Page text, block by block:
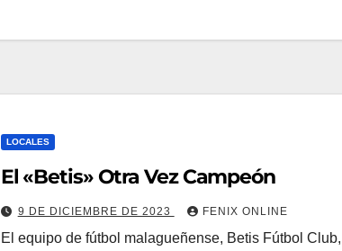
LOCALES
El «Betis» Otra Vez Campeón
9 DE DICIEMBRE DE 2023 FENIX ONLINE
El equipo de fútbol malagueñense, Betis Fútbol Club,